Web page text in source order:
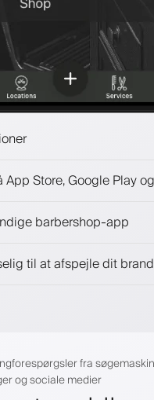
sikkerhedsdepositum
kunder med et
App Store, Google Play
barbershop-app
til at afspejle dit
fra
og sociale medier